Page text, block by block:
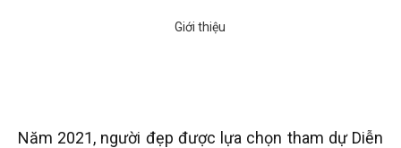
Năm 2021, người đẹp được lựa chọn tham dự Diễn